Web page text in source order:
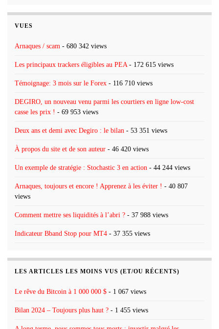
VUES
Arnaques / scam - 680 342 views
Les principaux trackers éligibles au PEA - 172 615 views
Témoignage: 3 mois sur le Forex - 116 710 views
DEGIRO, un nouveau venu parmi les courtiers en ligne low-cost
casse les prix ! - 69 953 views
Deux ans et demi avec Degiro : le bilan - 53 351 views
À propos du site et de son auteur - 46 420 views
Un exemple de stratégie : Stochastic 3 en action - 44 244 views
Arnaques, toujours et encore ! Apprenez à les éviter ! - 40 807
views
Comment mettre ses liquidités à l’abri ? - 37 988 views
Indicateur Bband Stop pour MT4 - 37 355 views
LES ARTICLES LES MOINS VUS (ET/OU RÉCENTS)
Le rêve du Bitcoin à 1 000 000 $ - 1 067 views
Bilan 2024 – Toujours plus haut ? - 1 455 views